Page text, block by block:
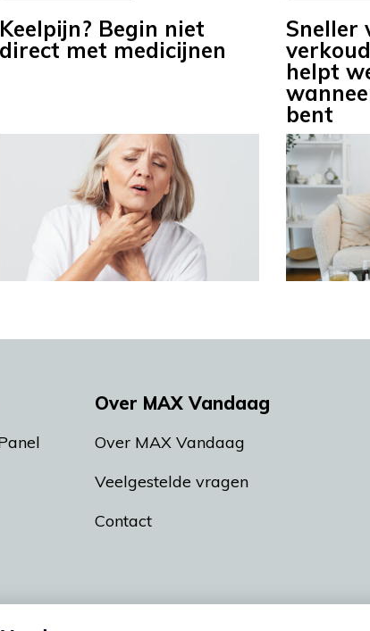
Keelpijn? Begin niet
direct met medicijnen
Sneller
helpt
bent
Over MAX Vandaag
Over MAX Vandaag
Veelgestelde vragen
Contact